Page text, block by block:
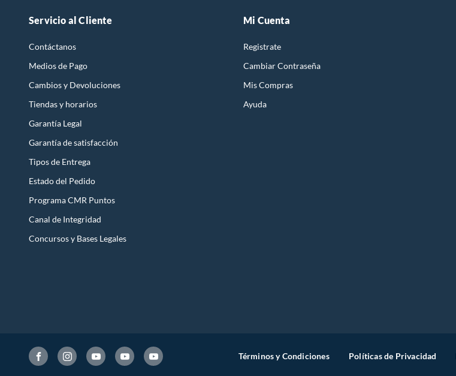
Servicio al Cliente
Contáctanos
Medios de Pago
Cambios y Devoluciones
Tiendas y horarios
Garantía Legal
Garantía de satisfacción
Tipos de Entrega
Estado del Pedido
Programa CMR Puntos
Canal de Integridad
Concursos y Bases Legales
Mi Cuenta
Registrate
Cambiar Contraseña
Mis Compras
Ayuda
Términos y Condiciones Políticas de Privacidad